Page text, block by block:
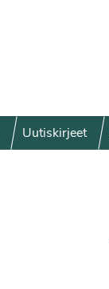
Uutiskirjeet